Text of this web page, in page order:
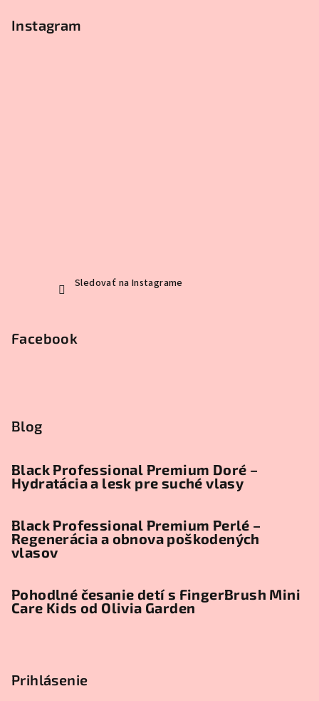
Instagram
Sledovať na Instagrame
Facebook
Blog
Black Professional Premium Doré –
Hydratácia a lesk pre suché vlasy
Black Professional Premium Perlé –
Regenerácia a obnova poškodených
vlasov
Pohodlné česanie detí s FingerBrush Mini
Care Kids od Olivia Garden
Prihlásenie